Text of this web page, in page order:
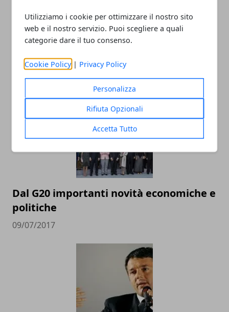
Utilizziamo i cookie per ottimizzare il nostro sito
web e il nostro servizio. Puoi scegliere a quali
categorie dare il tuo consenso.
Cookie Policy | Privacy Policy
Personalizza
Rifiuta Opzionali
Accetta Tutto
ARTICOLI CORRELATI
Dal G20 importanti novità economiche e
politiche
09/07/2017